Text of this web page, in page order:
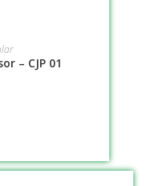
– CJP 01